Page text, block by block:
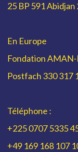
25 BP 591
En Europe
Fondation
Postfach 330 317
Téléphone :
+225 0707 5335
+49 169 168 107